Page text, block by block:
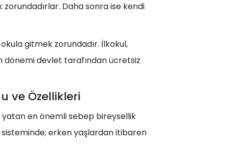
Daha sonra ise kendi
gitmek zorundadır. İlkokul,
devlet tarafından ücretsiz
ve Özellikleri
en önemli sebep bireysellik
erken yaşlardan itibaren